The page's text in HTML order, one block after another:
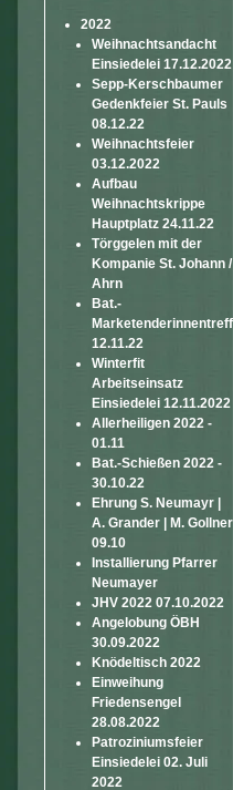
2022
Weihnachtsandacht
Einsiedelei 17.12.2022
Sepp-Kerschbaumer
Gedenkfeier St. Pauls
08.12.22
Weihnachtsfeier
03.12.2022
Aufbau
Weihnachtskrippe
Hauptplatz 24.11.22
Törggelen mit der
Kompanie St. Johann /
Ahrn
Bat.-
12.11.22
Winterfit
Arbeitseinsatz
Einsiedelei 12.11.2022
Allerheiligen 2022 -
01.11
Bat.-Schießen 2022 -
30.10.22
Ehrung S. Neumayr |
A. Grander | M. Gollner
09.10
Installierung Pfarrer
Neumayer
JHV 2022 07.10.2022
Angelobung ÖBH
30.09.2022
Knödeltisch 2022
Einweihung
Friedensengel
28.08.2022
Patroziniumsfeier
Einsiedelei 02. Juli
2022